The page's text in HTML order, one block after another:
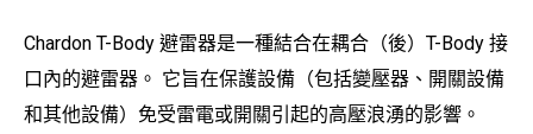
Chardon T-Body 避雷器是一種結合在耦合（後）T-Body 接
口內的避雷器。 它旨在保護設備（包括變壓器、開關設備
和其他設備）免受雷電或開關引起的高壓浪湧的影響。